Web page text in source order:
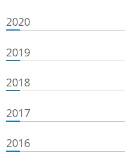
2020
2019
2018
2017
2016